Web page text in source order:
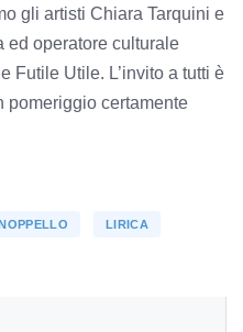
gli artisti Chiara Tarquini e
ed operatore culturale
Futile Utile. L’invito a tutti è
pomeriggio certamente
LIRICA